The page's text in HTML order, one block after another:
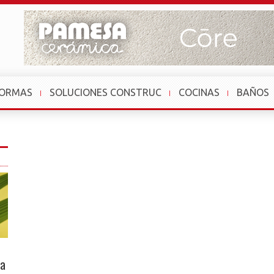
SOLUCIONES CONSTRUC COCINAS BAÑOS